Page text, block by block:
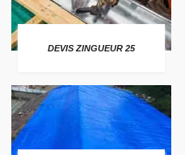
DEVIS ZINGUEUR 25